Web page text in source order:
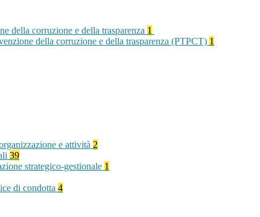
della corruzione e della trasparenza 1
della corruzione e della trasparenza (PTPCT) 1
e attività 2
39
strategico-gestionale 1
di condotta 4